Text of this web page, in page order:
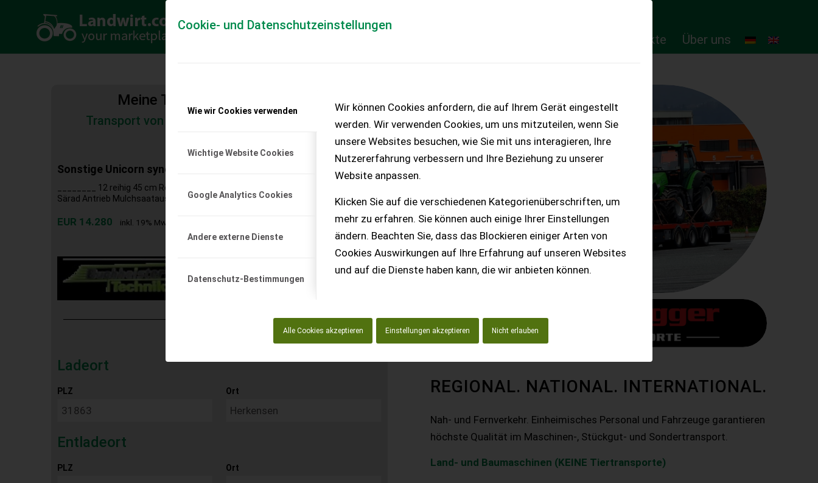
Cookie- und Datenschutzeinstellungen
Wie wir Cookies verwenden
Wichtige Website Cookies
Google Analytics Cookies
Andere externe Dienste
Datenschutz-Bestimmungen
Wir können Cookies anfordern, die auf Ihrem Gerät eingestellt
werden. Wir verwenden Cookies, um uns mitzuteilen, wenn Sie
unsere Websites besuchen, wie Sie mit uns interagieren, Ihre
Nutzererfahrung verbessern und Ihre Beziehung zu unserer
Website anpassen.
Klicken Sie auf die verschiedenen Kategorienüberschriften, um
mehr zu erfahren. Sie können auch einige Ihrer Einstellungen
ändern. Beachten Sie, dass das Blockieren einiger Arten von
Cookies Auswirkungen auf Ihre Erfahrung auf unseren Websites
und auf die Dienste haben kann, die wir anbieten können.
Alle Cookies akzeptieren Einstellungen akzeptieren Nicht erlauben
Online-Produkte Über uns
Meine Transportkostenanfrage
Transport von Land- und Baumaschinen – KEINE
Sonstige Unicorn synchro drive
________ 12 reihig 45 cm Reihenabstand Hydr. Klappbar Hydr. Spuranreisser Elektr.
Särad Antrieb Mulchsaatausrüstung Beleuchtung
EUR 14.280 inkl. 19% MwSt
Ladeort
PLZ Ort
Entladeort
PLZ Ort
REGIONAL. NATIONAL. INTERNATIONAL.
Nah- und Fernverkehr. Einheimisches Personal und Fahrzeuge garantieren
höchste Qualität im Maschinen-, Stückgut- und Sondertransport.
Land- und Baumaschinen (KEINE Tiertransporte)